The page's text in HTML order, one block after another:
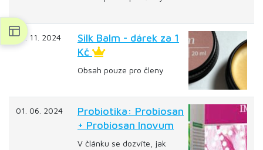
01. 11. 2024
Silk Balm - dárek za 1
Kč
Obsah pouze pro členy
01. 06. 2024
Probiotika: Probiosan
+ Probiosan Inovum
V článku se dozvíte, jak